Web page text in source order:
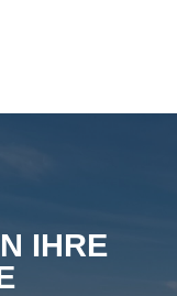
IHRE